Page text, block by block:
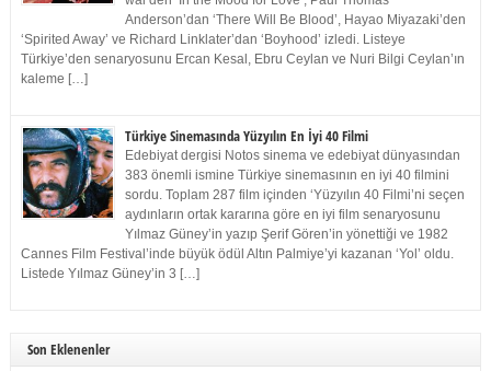
Anderson’dan ‘There Will Be Blood’, Hayao Miyazaki’den
‘Spirited Away’ ve Richard Linklater’dan ‘Boyhood’ izledi. Listeye
Türkiye’den senaryosunu Ercan Kesal, Ebru Ceylan ve Nuri Bilgi Ceylan’ın
kaleme […]
Türkiye Sinemasında Yüzyılın En İyi 40 Filmi
Edebiyat dergisi Notos sinema ve edebiyat dünyasından
383 önemli ismine Türkiye sinemasının en iyi 40 filmini
sordu. Toplam 287 film içinden ‘Yüzyılın 40 Filmi’ni seçen
aydınların ortak kararına göre en iyi film senaryosunu
Yılmaz Güney’in yazıp Şerif Gören’in yönettiği ve 1982
Cannes Film Festival’inde büyük ödül Altın Palmiye’yi kazanan ‘Yol’ oldu.
Listede Yılmaz Güney’in 3 […]
Son Eklenenler